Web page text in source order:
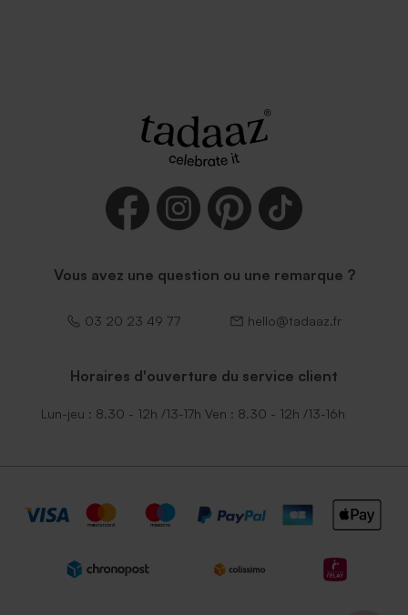
Vous avez une question ou une remarque ?
03 20 23 49 77 hello@tadaaz.fr
Horaires d'ouverture du service client
Lun-jeu : 8.30 - 12h /13-17h Ven : 8.30 - 12h /13-16h